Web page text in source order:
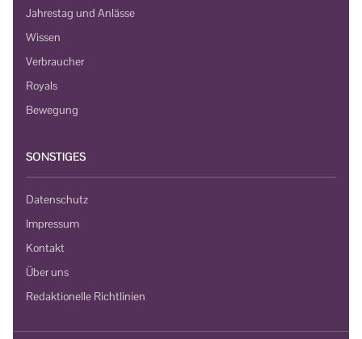
Jahrestag und Anlässe
Wissen
Verbraucher
Royals
Bewegung
SONSTIGES
Datenschutz
Impressum
Kontakt
Über uns
Redaktionelle Richtlinien